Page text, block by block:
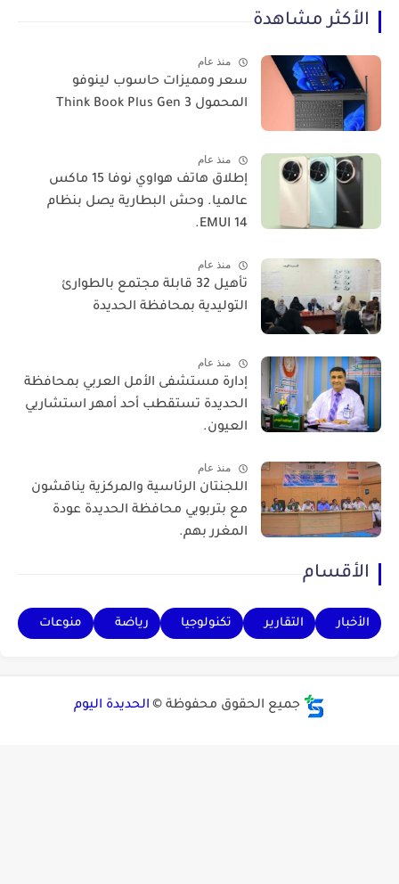
الأكثر مشاهدة
منذ عام
سعر ومميزات حاسوب لينوفو
المحمول Think Book Plus Gen 3
منذ عام
​إطلاق هاتف هواوي نوفا 15 ماكس
عالميا. وحش البطارية يصل بنظام
EMUI 14.
منذ عام
تأهيل 32 قابلة مجتمع بالطوارئ
التوليدية بمحافظة الحديدة
منذ عام
إدارة مستشفى الأمل العربي بمحافظة
الحديدة تستقطب أحد أمهر استشاريي
العيون.
منذ عام
اللجنتان الرئاسية والمركزية يناقشون
مع بتربويي محافظة الحديدة عودة
المغرر بهم.
الأقسام
الأخبار التقارير تكنولوجيا رياضة منوعات
جميع الحقوق محفوظة © الحديدة اليوم